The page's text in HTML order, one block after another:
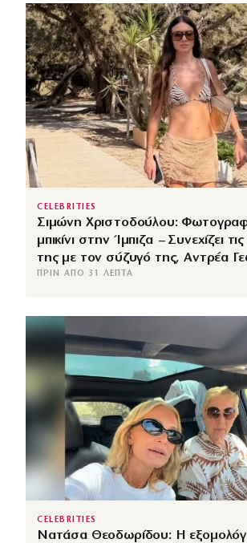
CELEBRITIES
Σιμώνη Χριστοδούλου:
μπικίνι στην Ίμπιζα – Συνεχίζει
της με τον σύζυγό της, Αντρέα
ΠΡΙΝ ΑΠΌ 31 ΛΕΠΤΆ
CELEBRITIES
Νατάσα Θεοδωρίδου: Η